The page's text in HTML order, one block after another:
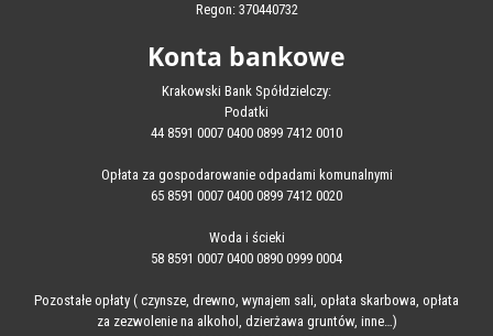
Regon: 370440732
Konta bankowe
Krakowski Bank Spółdzielczy:
Podatki
44 8591 0007 0400 0899 7412 0010
Opłata za gospodarowanie odpadami komunalnymi
65 8591 0007 0400 0899 7412 0020
Woda i ścieki
58 8591 0007 0400 0890 0999 0004
Pozostałe opłaty ( czynsze, drewno, wynajem sali, opłata skarbowa, opłata
za zezwolenie na alkohol, dzierżawa gruntów, inne…)